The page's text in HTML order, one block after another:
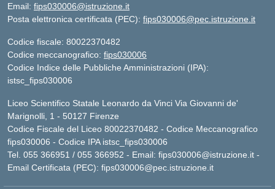
Email: fips030006@istruzione.it
Posta elettronica certificata (PEC): fips030006@pec.istruzione.it
Codice fiscale: 80022370482
Codice meccanografico: fips030006
Codice Indice delle Pubbliche Amministrazioni (IPA):
istsc_fips030006
Liceo Scientifico Statale Leonardo da Vinci Via Giovanni de'
Marignolli, 1 - 50127 Firenze
Codice Fiscale del Liceo 80022370482 - Codice Meccanografico
fips030006 - Codice IPA istsc_fips030006
Tel. 055 366951 / 055 366952 - Email: fips030006@istruzione.it -
Email Certificata (PEC): fips030006@pec.istruzione.it